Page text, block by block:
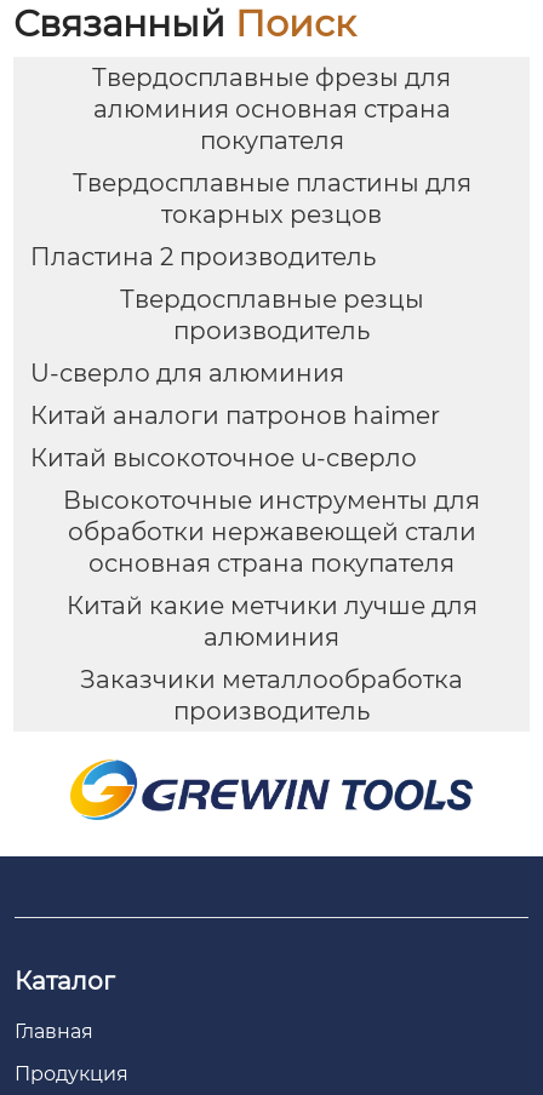
Связанный Поиск
Твердосплавные фрезы для
алюминия основная страна
покупателя
Твердосплавные пластины для
токарных резцов
Пластина 2 производитель
Твердосплавные резцы
производитель
U-сверло для алюминия
Китай аналоги патронов haimer
Китай высокоточное u-сверло
Высокоточные инструменты для
обработки нержавеющей стали
основная страна покупателя
Китай какие метчики лучше для
алюминия
Заказчики металлообработка
производитель
Каталог
Главная
Продукция